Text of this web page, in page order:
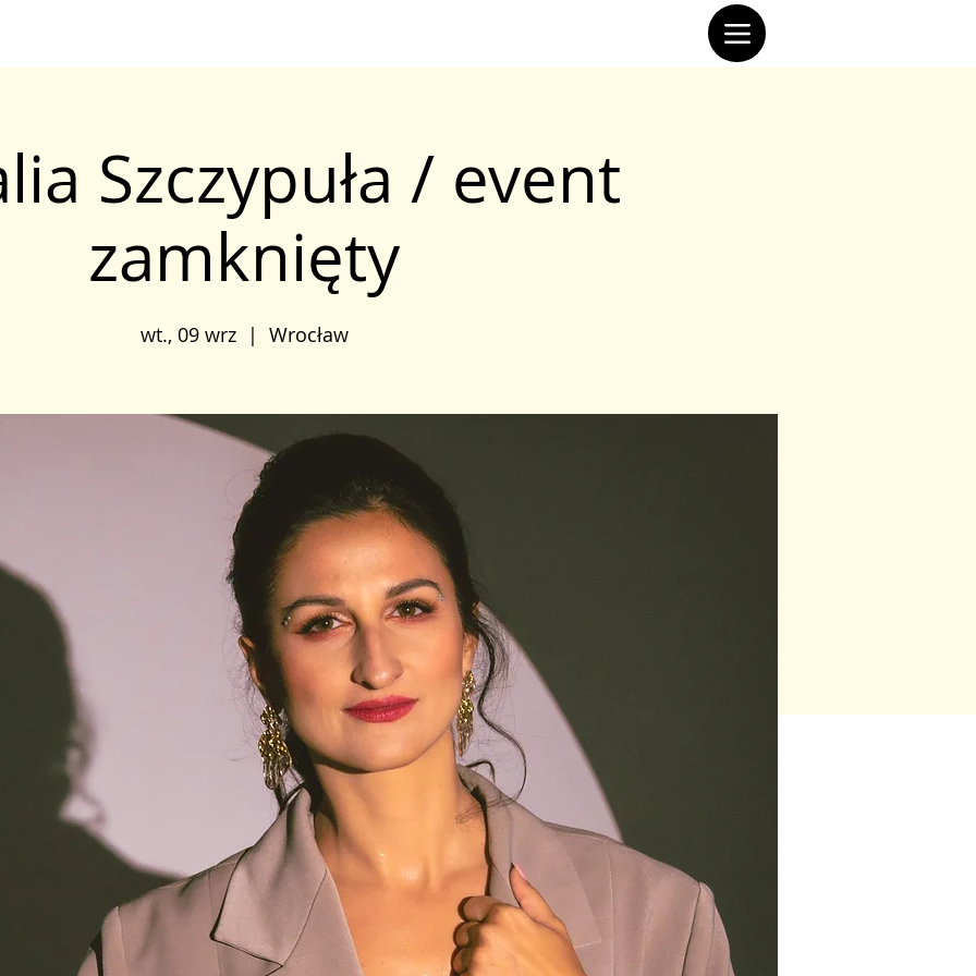
Szczypuła / event
zamknięty
wt., 09 wrz
  |
Wrocław